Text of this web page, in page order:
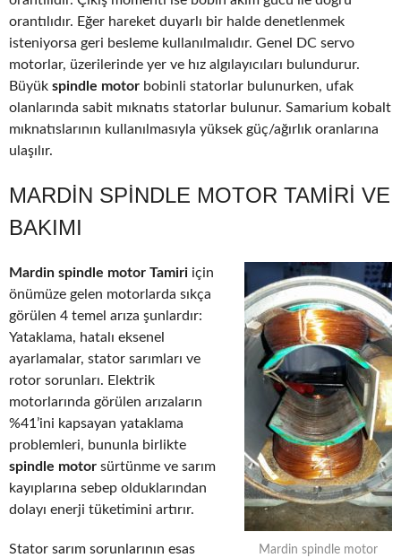
orantılıdır. Eğer hareket duyarlı bir halde denetlenmek
isteniyorsa geri besleme kullanılmalıdır. Genel DC servo
motorlar, üzerilerinde yer ve hız algılayıcıları bulundurur.
Büyük spindle motor bobinli statorlar bulunurken, ufak
olanlarında sabit mıknatıs statorlar bulunur. Samarium kobalt
mıknatıslarının kullanılmasıyla yüksek güç/ağırlık oranlarına
ulaşılır.
MARDIN SPINDLE MOTOR TAMIRI VE
BAKIMI
Mardin spindle motor
Mardin spindle motor Tamiri için
önümüze gelen motorlarda sıkça
görülen 4 temel arıza şunlardır:
Yataklama, hatalı eksenel
ayarlamalar, stator sarımları ve
rotor sorunları. Elektrik
motorlarında görülen arızaların
%41’ini kapsayan yataklama
problemleri, bununla birlikte
spindle motor sürtünme ve sarım
kayıplarına sebep olduklarından
dolayı enerji tüketimini artırır.
Stator sarım sorunlarının esas